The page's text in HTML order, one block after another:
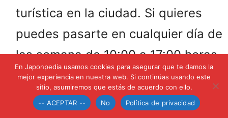
turística en la ciudad. Si quieres
puedes pasarte en cualquier día de
las semana de 10:00 a 17:00 horas.
ElCastillo Shibata(1873) no es de
los más bonitos de Japón, pero
En Japonpedia usamos cookies para asegurar que te damos la
mejor experiencia en nuestra web. Si continúas usando este
sitio, asumiremos que estás de acuerdo con ello.
-- ACEPTAR --
No Política de privacidad